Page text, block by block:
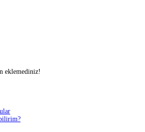
eklemediniz!